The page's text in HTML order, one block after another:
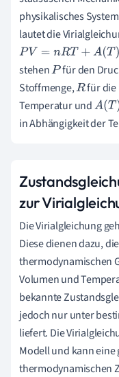
physikalisches
lautet die
PV=nRT+A(T)n2V−1+B(
stehenP für den
Stoffmenge,R für die
Temperatur undA(T)
in Abhängigkeit der
zur
Die Virialgleichung
Diese dienen dazu,
thermodynamischen
Volumen und
bekannte
jedoch nur unter
liefert. Die
Modell und kann
thermodynamischen